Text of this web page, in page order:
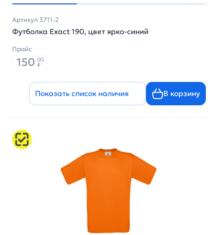
Артикул 3711-2
Футболка Exact 190, цвет ярко-синий
Прайс
150 00
₽
Показать список наличия В корзину